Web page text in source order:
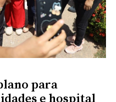
para
e hospital